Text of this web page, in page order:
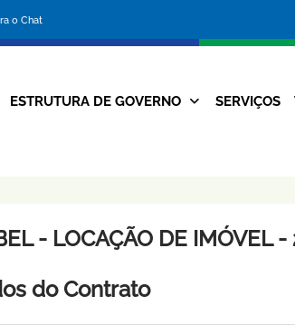
o Chat
da
Prefeitura
Navegação
ESTRUTURA DE GOVERNO SERVIÇOS
- LOCAÇÃO DE IMÓVEL
do Contrato